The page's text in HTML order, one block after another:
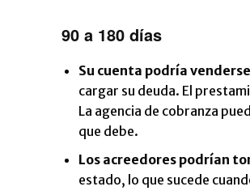
90 a 180 días
Su cuenta podría
cargar su deuda. El
La agencia de cobranza
que debe.
Los acreedores podrían
estado, lo que sucede